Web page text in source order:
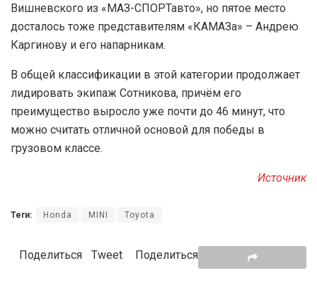
Вишневского из «МАЗ-СПОРТавто», но пятое место
досталось тоже представителям «КАМАЗа» – Андрею
Каргинову и его напарникам.
В общей классификации в этой категории продолжает
лидировать экипаж Сотникова, причём его
преимущество выросло уже почти до 46 минут, что
можно считать отличной основой для победы в
грузовом классе.
Источник
Теги: Honda MINI Toyota
Поделиться Tweet Поделиться